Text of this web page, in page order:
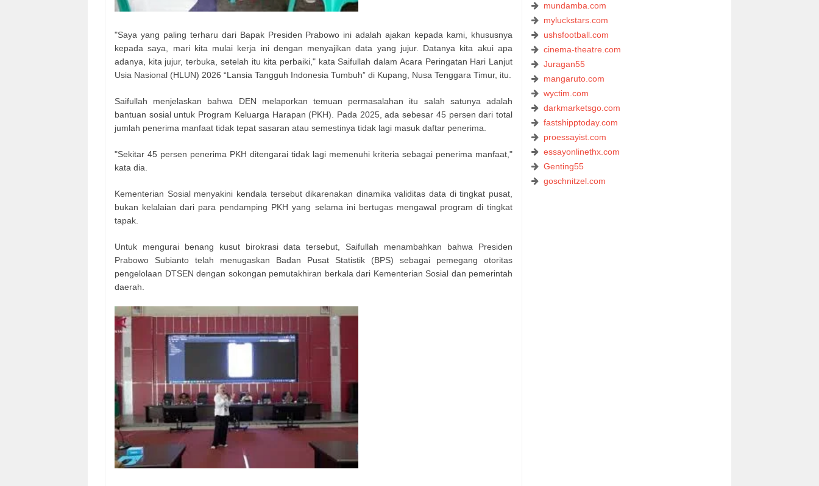
"Saya yang paling terharu dari Bapak Presiden Prabowo ini adalah ajakan kepada kami, khususnya
kepada saya, mari kita mulai kerja ini dengan menyajikan data yang jujur. Datanya kita akui apa
adanya, kita jujur, terbuka, setelah itu kita perbaiki," kata Saifullah dalam Acara Peringatan Hari Lanjut
Usia Nasional (HLUN) 2026 “Lansia Tangguh Indonesia Tumbuh” di Kupang, Nusa Tenggara Timur, itu.
Saifullah menjelaskan bahwa DEN melaporkan temuan permasalahan itu salah satunya adalah
bantuan sosial untuk Program Keluarga Harapan (PKH). Pada 2025, ada sebesar 45 persen dari total
jumlah penerima manfaat tidak tepat sasaran atau semestinya tidak lagi masuk daftar penerima.
"Sekitar 45 persen penerima PKH ditengarai tidak lagi memenuhi kriteria sebagai penerima manfaat,"
kata dia.
Kementerian Sosial menyakini kendala tersebut dikarenakan dinamika validitas data di tingkat pusat,
bukan kelalaian dari para pendamping PKH yang selama ini bertugas mengawal program di tingkat
tapak.
Untuk mengurai benang kusut birokrasi data tersebut, Saifullah menambahkan bahwa Presiden
Prabowo Subianto telah menugaskan Badan Pusat Statistik (BPS) sebagai pemegang otoritas
pengelolaan DTSEN dengan sokongan pemutakhiran berkala dari Kementerian Sosial dan pemerintah
daerah.
mundamba.com
myluckstars.com
ushsfootball.com
cinema-theatre.com
Juragan55
mangaruto.com
wyctim.com
darkmarketsgo.com
fastshipptoday.com
proessayist.com
essayonlinethx.com
Genting55
goschnitzel.com